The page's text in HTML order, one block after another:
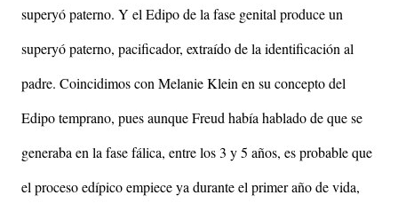
superyó paterno. Y el Edipo de la fase genital produce un
superyó paterno, pacificador, extraído de la identificación al
padre. Coincidimos con Melanie Klein en su concepto del
Edipo temprano, pues aunque Freud había hablado de que se
generaba en la fase fálica, entre los 3 y 5 años, es probable que
el proceso edípico empiece ya durante el primer año de vida,